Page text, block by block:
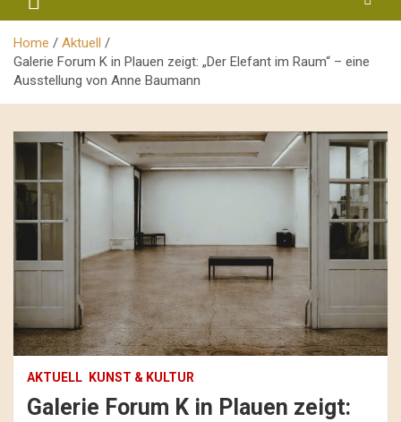
Home
Aktuell
Galerie Forum K in Plauen zeigt: „Der Elefant im Raum“ – eine
Ausstellung von Anne Baumann
AKTUELL KUNST & KULTUR
Galerie Forum K in Plauen zeigt: